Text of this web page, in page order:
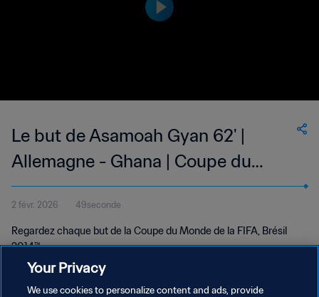
Le but de Asamoah Gyan 62' |
Allemagne - Ghana | Coupe du
Monde de la FIFA, Brésil 2014™
2 févr. 2026 49seconde
Regardez chaque but de la Coupe du Monde de la FIFA, Brésil
2014™.
Your Privacy
We use cookies to personalize content and ads, provide